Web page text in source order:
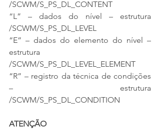
/SCWM/S_PS_DL_CONTENT
“L” – dados do nível – estrutura
/SCWM/S_PS_DL_LEVEL
“E” – dados do elemento do nível –
estrutura
/SCWM/S_PS_DL_LEVEL_ELEMENT
“R” – registro da técnica de condições
– estrutura
/SCWM/S_PS_DL_CONDITION
ATENÇÃO